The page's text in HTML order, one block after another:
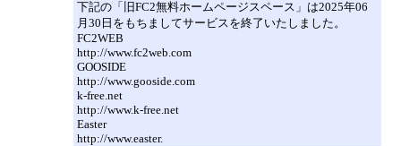
下記の「旧FC2無料ホームページスペース」は2025年06
月30日をもちましてサービスを終了いたしました。
FC2WEB
http://www.fc2web.com
GOOSIDE
http://www.gooside.com
k-free.net
http://www.k-free.net
Easter
http://www.easter.